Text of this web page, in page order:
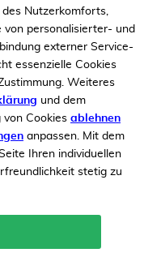
des Nutzerkomforts,
von personalisierter- und
externer Service-
essenzielle Cookies
Weiteres
und dem
von Cookies ablehnen
anpassen. Mit dem
Ihren individuellen
stetig zu